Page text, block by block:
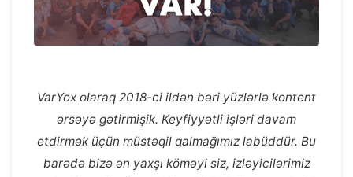
VarYox olaraq 2018-ci ildən bəri yüzlərlə kontent
ərsəyə gətirmişik. Keyfiyyətli işləri davam
etdirmək üçün müstəqil qalmağımız labüddür. Bu
barədə bizə ən yaxşı köməyi siz, izləyicilərimiz